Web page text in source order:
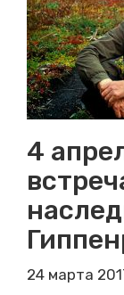
4
24 марта